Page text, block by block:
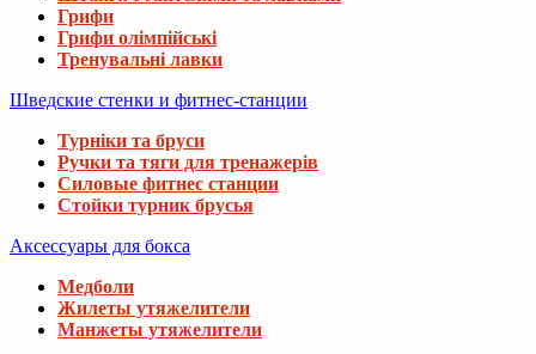
Грифи
Грифи олімпійські
Тренувальні лавки
Шведские стенки и фитнес-станции
Турніки та бруси
Ручки та тяги для тренажерів
Силовые фитнес станции
Стойки турник брусья
Аксессуары для бокса
Медболи
Жилеты утяжелители
Манжеты утяжелители